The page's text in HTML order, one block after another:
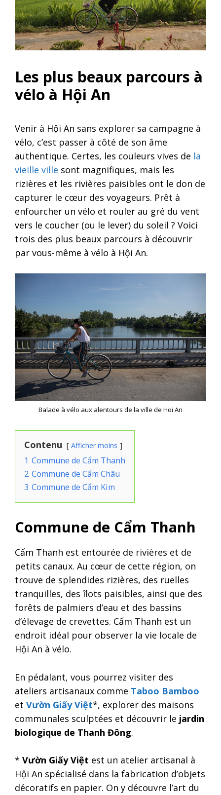
Les plus beaux parcours à
vélo à Hội An
Venir à Hội An sans explorer sa campagne à
vélo, c’est passer à côté de son âme
authentique. Certes, les couleurs vives de la
vieille ville sont magnifiques, mais les
rizières et les rivières paisibles ont le don de
capturer le cœur des voyageurs. Prêt à
enfourcher un vélo et rouler au gré du vent
vers le coucher (ou le lever) du soleil ? Voici
trois des plus beaux parcours à découvrir
par vous-même à vélo à Hội An.
Balade à vélo aux alentours de la ville de Hoi An
Contenu Afficher moins
1 Commune de Cẩm Thanh
2 Commune de Cẩm Châu
3 Commune de Cẩm Kim
Commune de Cẩm Thanh
Cẩm Thanh est entourée de rivières et de
petits canaux. Au cœur de cette région, on
trouve de splendides rizières, des ruelles
tranquilles, des îlots paisibles, ainsi que des
forêts de palmiers d’eau et des bassins
d’élevage de crevettes. Cẩm Thanh est un
endroit idéal pour observer la vie locale de
Hội An à vélo.
En pédalant, vous pourrez visiter des
ateliers artisanaux comme Taboo Bamboo
et Vườn Giấy Việt*, explorer des maisons
communales sculptées et découvrir le jardin
biologique de Thanh Đông.
* Vườn Giấy Việt est un atelier artisanal à
Hội An spécialisé dans la fabrication d’objets
décoratifs en papier. On y découvre l’art du